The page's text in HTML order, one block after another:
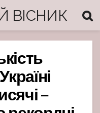
ВІСНИК
–